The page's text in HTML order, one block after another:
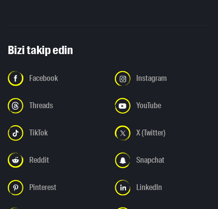
Bizi takip edin
Facebook Instagram
Threads YouTube
TikTok X (Twitter)
Reddit Snapchat
Pinterest LinkedIn